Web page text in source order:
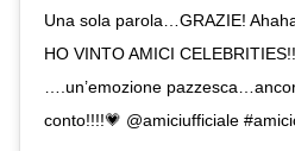
Una sola parola…GRAZIE!
HO VINTO AMICI
….un’emozione
conto!!!!💗 @amiciufficiale